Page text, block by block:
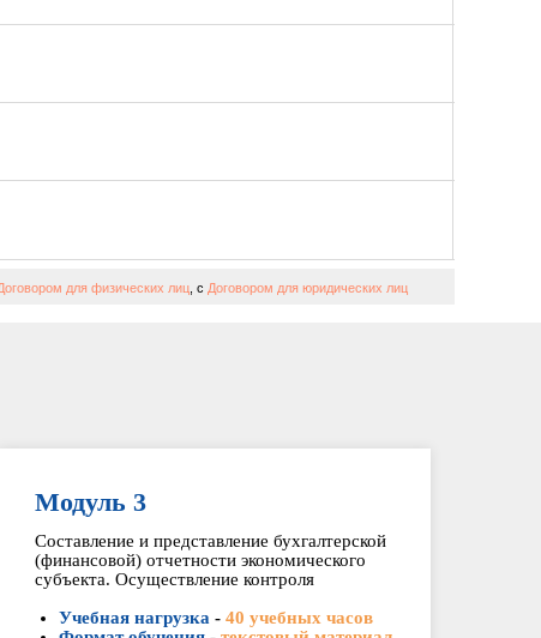
для физических лиц , с Договором для юридических лиц
Модуль 3
Составление и представление бухгалтерской
(финансовой) отчетности экономического
субъекта. Осуществление контроля
Учебная нагрузка - 40 учебных часов